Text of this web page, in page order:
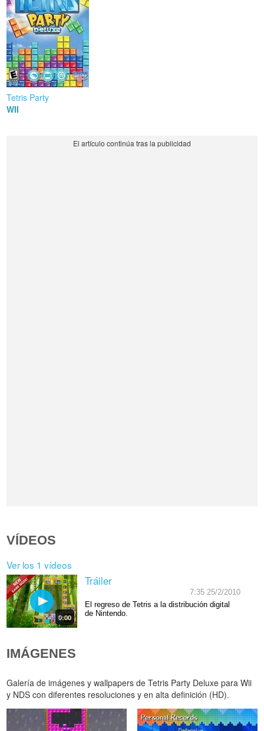
Tetris Party
WII
VÍDEOS
Ver los 1 vídeos
0:00
Tráiler
7:35 25/2/2010
El regreso de Tetris a la distribución digital
de Nintendo.
IMÁGENES
Galería de imágenes y wallpapers de Tetris Party Deluxe para Wii
y NDS con diferentes resoluciones y en alta definición (HD).